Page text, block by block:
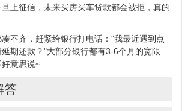
旦上征信，未来买房买车贷款都会被拒，真的
不齐，赶紧给银行打电话："我最近遇到点
期还款？"大部分银行都有3-6个月的宽限
意思说~
答